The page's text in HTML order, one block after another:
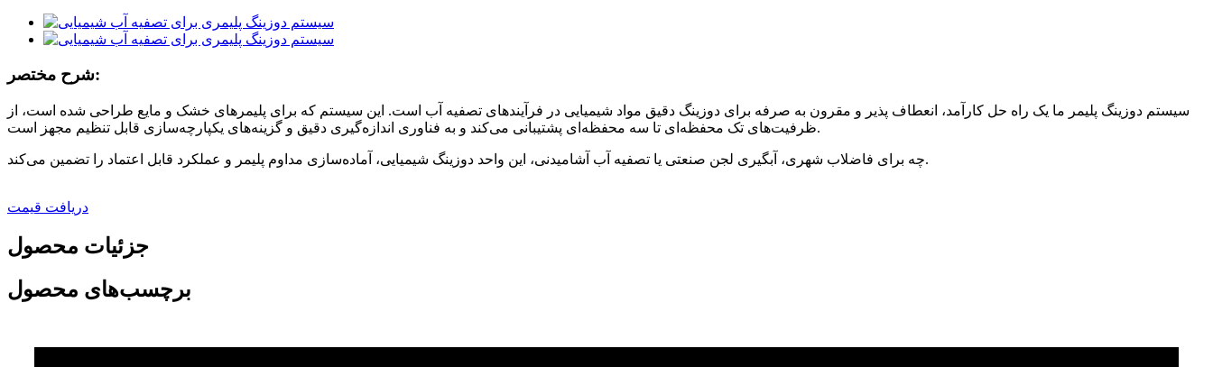
شرح مختصر:
سیستم دوزینگ پلیمر ما یک راه حل کارآمد، انعطاف پذیر و مقرون به صرفه برای دوزینگ دقیق مواد شیمیایی در فرآیندهای تصفیه آب است. این سیستم که برای پلیمرهای خشک و مایع طراحی شده است، از
ظرفیت‌های تک محفظه‌ای تا سه محفظه‌ای پشتیبانی می‌کند و به فناوری اندازه‌گیری دقیق و گزینه‌های یکپارچه‌سازی قابل تنظیم مجهز است.
چه برای فاضلاب شهری، آبگیری لجن صنعتی یا تصفیه آب آشامیدنی، این واحد دوزینگ شیمیایی، آماده‌سازی مداوم پلیمر و عملکرد قابل اعتماد را تضمین می‌کند.
دریافت قیمت
جزئیات محصول
برچسب‌های محصول